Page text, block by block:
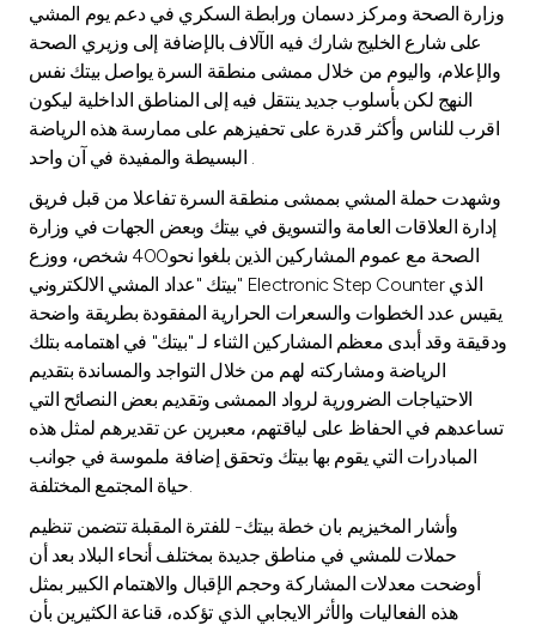
وزارة الصحة ومركز دسمان ورابطة السكري في دعم يوم المشي
على شارع الخليج شارك فيه الآلاف بالإضافة إلى وزيري الصحة
والإعلام، واليوم من خلال ممشى منطقة السرة يواصل بيتك نفس
النهج لكن بأسلوب جديد ينتقل فيه إلى المناطق الداخلية ليكون
اقرب للناس وأكثر قدرة على تحفيزهم على ممارسة هذه الرياضة
البسيطة والمفيدة في آن واحد .
وشهدت حملة المشي بممشى منطقة السرة تفاعلا من قبل فريق
إدارة العلاقات العامة والتسويق في بيتك وبعض الجهات في وزارة
الصحة مع عموم المشاركين الذين بلغوا نحو400 شخص، ووزع
بيتك "عداد المشي الالكتروني" Electronic Step Counter الذي
يقيس عدد الخطوات والسعرات الحرارية المفقودة بطريقة واضحة
ودقيقة وقد أبدى معظم المشاركين الثناء لـ "بيتك" في اهتمامه بتلك
الرياضة ومشاركته لهم من خلال التواجد والمساندة بتقديم
الاحتياجات الضرورية لرواد الممشى وتقديم بعض النصائح التي
تساعدهم في الحفاظ على لياقتهم، معبرين عن تقديرهم لمثل هذه
المبادرات التي يقوم بها بيتك وتحقق إضافة ملموسة في جوانب
حياة المجتمع المختلفة.
وأشار المخيزيم بان خطة بيتك- للفترة المقبلة تتضمن تنظيم
حملات للمشي في مناطق جديدة بمختلف أنحاء البلاد بعد أن
أوضحت معدلات المشاركة وحجم الإقبال والاهتمام الكبير بمثل
هذه الفعاليات والأثر الايجابي الذي تؤكده، قناعة الكثيرين بأن